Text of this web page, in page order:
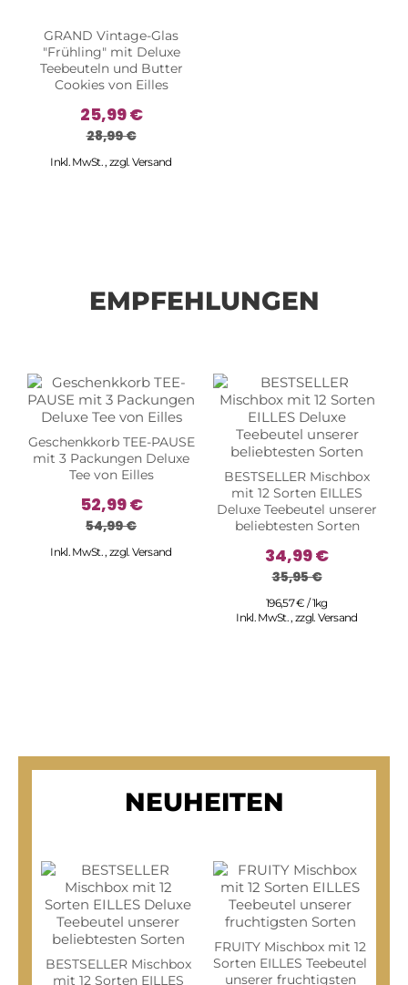
GRAND Vintage-Glas
"Frühling" mit Deluxe
Teebeuteln und Butter
Cookies von Eilles
25,99 €
28,99 €
Inkl. MwSt. ,zzgl.Versand
EMPFEHLUNGEN
Geschenkkorb TEE-PAUSE
mit 3 Packungen Deluxe
Tee von Eilles
52,99 €
54,99 €
Inkl. MwSt. ,zzgl.Versand
BESTSELLER Mischbox
mit 12 Sorten EILLES
Deluxe Teebeutel unserer
beliebtesten Sorten
34,99 €
35,95 €
196,57 € / 1kg
Inkl. MwSt. ,zzgl.Versand
NEUHEITEN
BESTSELLER Mischbox
mit 12 Sorten EILLES
FRUITY Mischbox mit 12
Sorten EILLES Teebeutel
unserer fruchtigsten